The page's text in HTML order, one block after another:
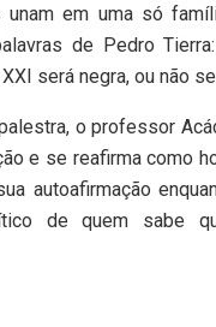
em uma só
de Pedro
será negra, ou não
o professor
e se reafirma como
autoafirmação
de quem sabe